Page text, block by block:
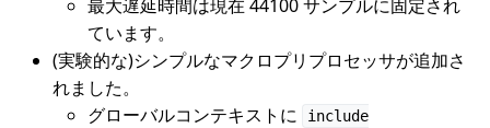
最大遅延時間は現在 44100 サンプルに固定され
ています。
(実験的な)シンプルなマクロプリプロセッサが追加さ
れました。
グローバルコンテキストに
include